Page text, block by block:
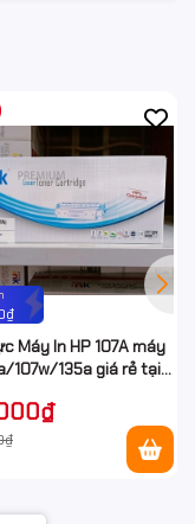
Máy In HP 107A máy
107w/135a giá rẻ tại